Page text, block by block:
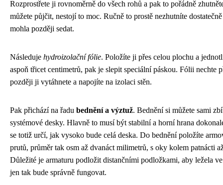
Rozprostřete ji rovnoměrně do všech rohů a pak to pořádně
můžete půjčit, nestojí to moc. Ručně to prostě nezhutnítе
mohla později sedat.
Následuje hydroizolační fólie. Položíte ji přes celou plochu a
aspoň třicet centimetrů, pak je slepit speciální páskou. Fólii nechte
později ji vytáhnete a napojíte na izolaci stěn.
Pak přichází na řadu bednění a výztuž. Bednění si můžete sami
systémové desky. Hlavně to musí být stabilní a horní hrana
se totiž určí, jak vysoko bude celá deska. Do bednění položíte
prutů, průměr tak osm až dvanáct milimetrů, s oky kolem patnácti
Důležité je armaturu podložit distančními podložkami, aby ležela
jen tak bude správně fungovat.